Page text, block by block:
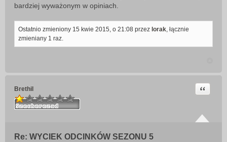
bardziej wyważonym w opiniach.
Ostatnio zmieniony 15 kwie 2015, o 21:08 przez lorak, łącznie
zmieniany 1 raz.
Brethil
Re: WYCIEK ODCINKÓW SEZONU 5
Cytuj